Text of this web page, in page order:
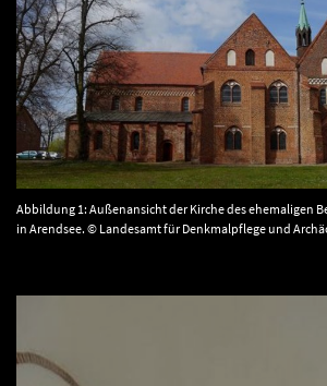
Abbildung 1: Außenansicht der Kirche des ehemaligen
in Arendsee. © Landesamt für Denkmalpflege und